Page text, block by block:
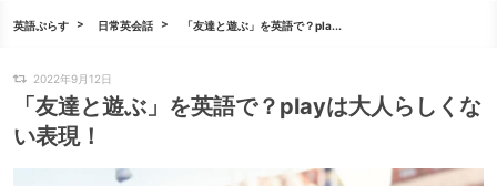
英語ぷらす 日常英会話 「友達と遊ぶ」を英語で？pla...
2022年9月12日
「友達と遊ぶ」を英語で？playは大人らしくな
い表現！